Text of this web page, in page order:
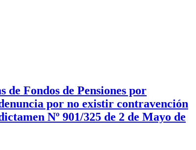
Fondos de Pensiones por
por no existir contravención
Nº 901/325 de 2 de Mayo de